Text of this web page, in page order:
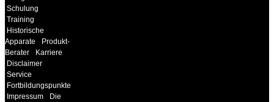
Schulung
Training
Historische
Apparate
Produkt-
Berater
Karriere
Disclaimer
Service
Fortbildungspunkte
Impressum
Die